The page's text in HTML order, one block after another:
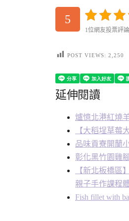
5
1位網友投票評論
POST VIEWS: 2,250
延伸閱讀
爐憶北港紅燒
【大稻埕草莓
品味貢寮開蘭
彰化黑竹園雞
【新北板橋區
親子手作課程
Fish fillet with